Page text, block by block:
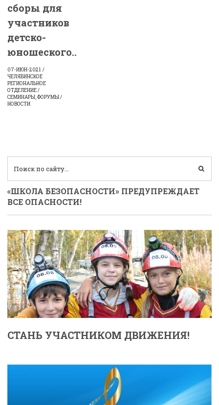
сборы для
участников
детско-
юношеского..
07-ИЮН-2021
ЧЕЛЯБИНСКОЕ
РЕГИОНАЛЬНОЕ
ОТДЕЛЕНИЕ /
СЕМИНАРЫ, ФОРУМЫ /
НОВОСТИ
«ШКОЛА БЕЗОПАСНОСТИ» ПРЕДУПРЕЖДАЕТ
ВСЕ ОПАСНОСТИ!
СТАНЬ УЧАСТНИКОМ ДВИЖЕНИЯ!